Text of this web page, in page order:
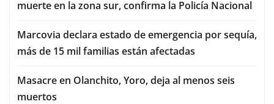
muerte en la zona sur, confirma la Policía Nacional
Marcovia declara estado de emergencia por sequía,
más de 15 mil familias están afectadas
Masacre en Olanchito, Yoro, deja al menos seis
muertos